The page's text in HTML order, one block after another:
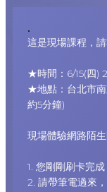
.
這是現場課程，
★時間：6/15(四)
★地點：台北市南
約5分鐘)
現場體驗網路陌
1. 您剛剛刷卡完
2. 請帶筆電過來